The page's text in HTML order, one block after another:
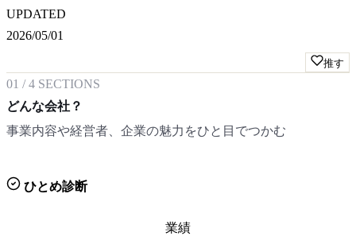
UPDATED
2026/05/01
推す
01 /4 SECTIONS
どんな会社？
事業内容や経営者、企業の魅力をひと目でつかむ
ひとめ診断
業績